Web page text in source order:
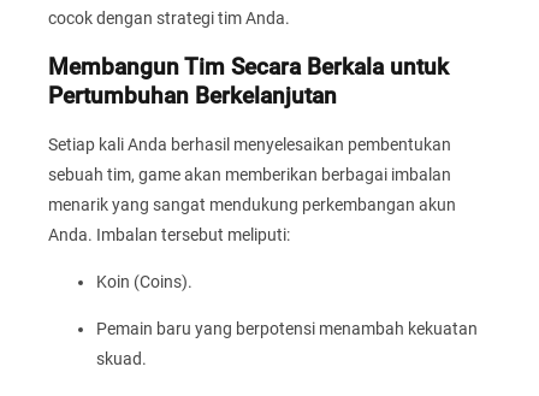
cocok dengan strategi tim Anda.
Membangun Tim Secara Berkala untuk
Pertumbuhan Berkelanjutan
Setiap kali Anda berhasil menyelesaikan pembentukan
sebuah tim, game akan memberikan berbagai imbalan
menarik yang sangat mendukung perkembangan akun
Anda. Imbalan tersebut meliputi:
Koin (Coins).
Pemain baru yang berpotensi menambah kekuatan
skuad.